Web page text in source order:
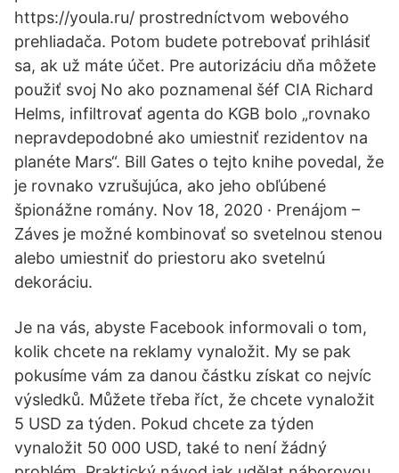
https://youla.ru/ prostredníctvom webového
prehliadača. Potom budete potrebovať prihlásiť
sa, ak už máte účet. Pre autorizáciu dňa môžete
použiť svoj No ako poznamenal šéf CIA Richard
Helms, infiltrovať agenta do KGB bolo „rovnako
nepravdepodobné ako umiestniť rezidentov na
planéte Mars“. Bill Gates o tejto knihe povedal, že
je rovnako vzrušujúca, ako jeho obľúbené
špionážne romány. Nov 18, 2020 · Prenájom –
Záves je možné kombinovať so svetelnou stenou
alebo umiestniť do priestoru ako svetelnú
dekoráciu.
Je na vás, abyste Facebook informovali o tom,
kolik chcete na reklamy vynaložit. My se pak
pokusíme vám za danou částku získat co nejvíc
výsledků. Můžete třeba říct, že chcete vynaložit
5 USD za týden. Pokud chcete za týden
vynaložit 50 000 USD, také to není žádný